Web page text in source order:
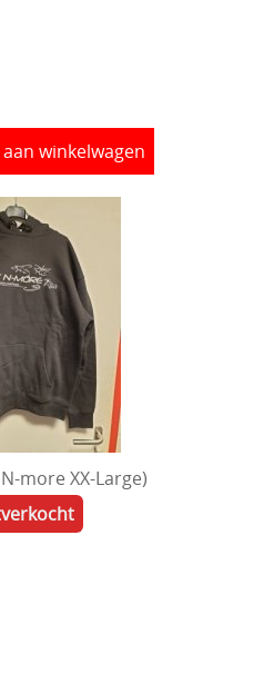
winkelwagen
more XX-Large)